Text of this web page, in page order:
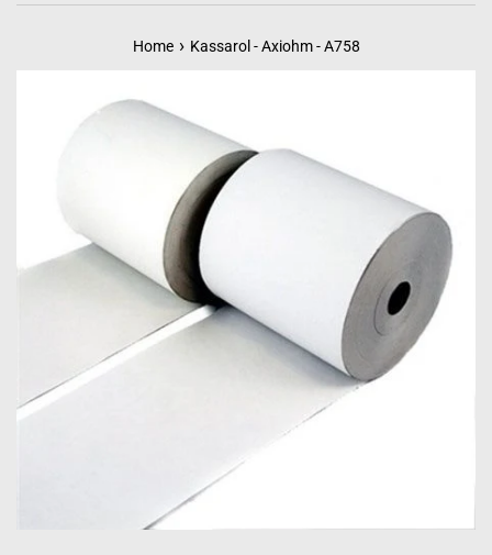
Home › Kassarol - Axiohm - A758